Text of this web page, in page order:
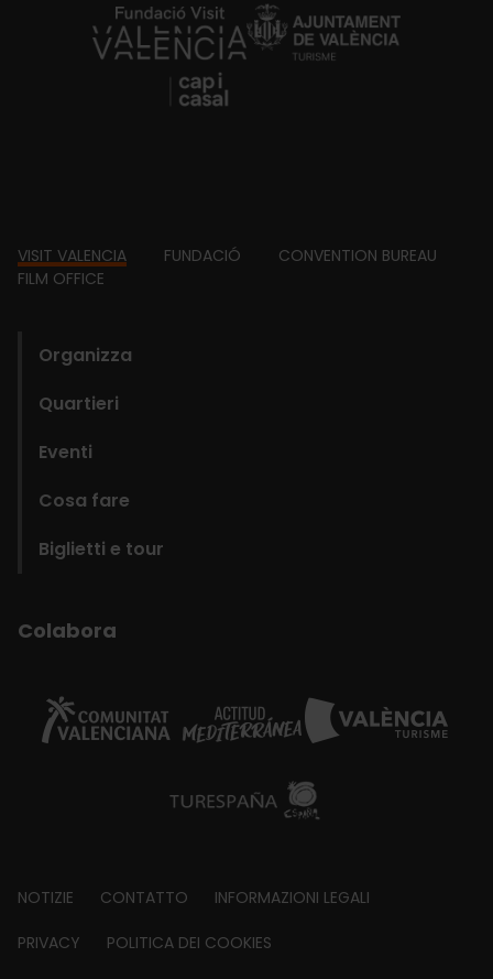
https://fundacion.visitvalencia.com/
Footer
VISIT VALENCIA FUNDACIÓ
CONVENTION BUREAU
FILM OFFICE
Organizza
Quartieri
Eventi
Cosa fare
Biglietti e tour
Colabora
Footer
about
NOTIZIE CONTATTO INFORMAZIONI LEGALI
PRIVACY POLITICA DEI COOKIES